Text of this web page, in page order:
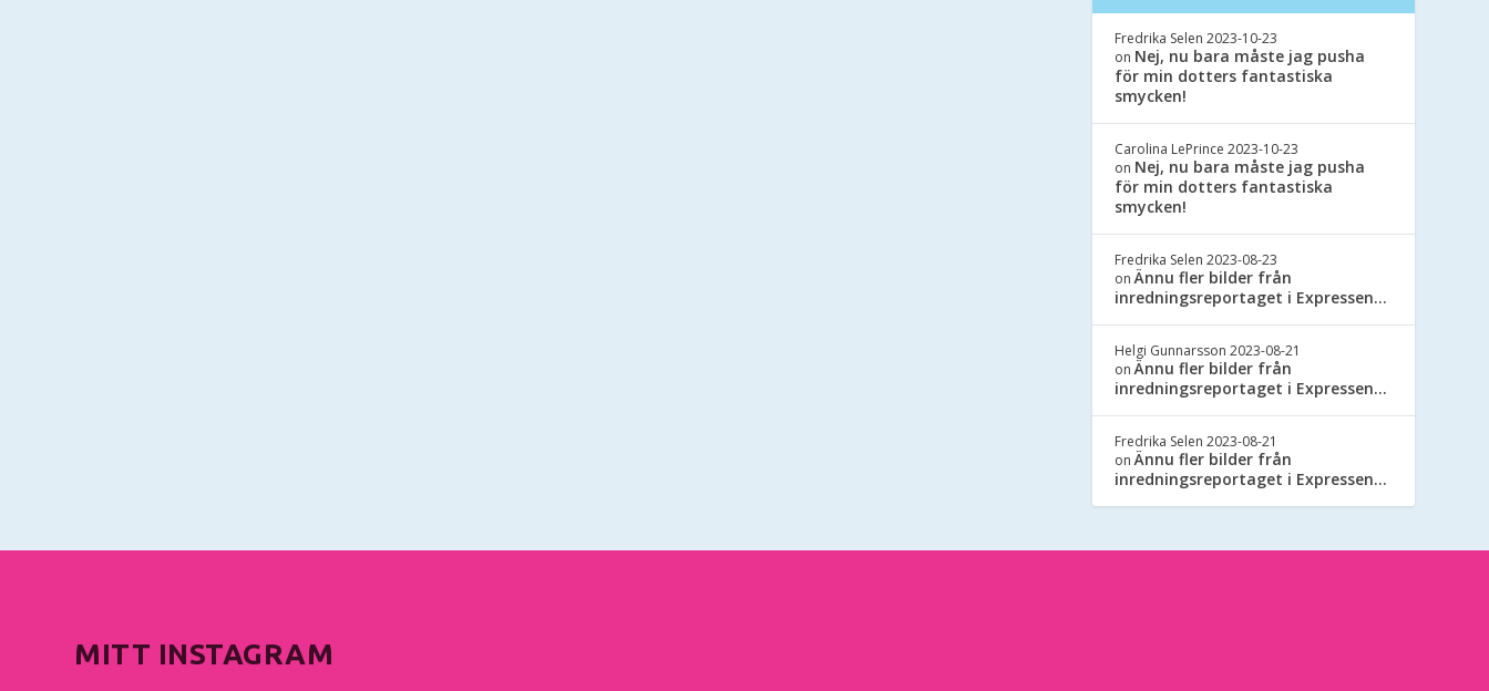
Fredrika Selen 2023-10-23
on Nej, nu bara måste jag pusha
för min dotters fantastiska
smycken!
Carolina LePrince 2023-10-23
on Nej, nu bara måste jag pusha
för min dotters fantastiska
smycken!
Fredrika Selen 2023-08-23
onÄnnu fler bilder från
inredningsreportaget i Expressen…
Helgi Gunnarsson 2023-08-21
onÄnnu fler bilder från
inredningsreportaget i Expressen…
Fredrika Selen 2023-08-21
onÄnnu fler bilder från
inredningsreportaget i Expressen…
MITT INSTAGRAM